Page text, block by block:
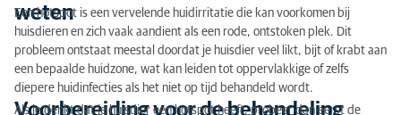
Voorbereiding voor de behandeling
Hoe werkt de behandeling?
Wanneer is behandeling nodig?
weten
Een hotspot is een vervelende huidirritatie die kan voorkomen bij
huisdieren en zich vaak aandient als een rode, ontstoken plek. Dit
probleem ontstaat meestal doordat je huisdier veel likt, bijt of krabt aan
een bepaalde huidzone, wat kan leiden tot oppervlakkige of zelfs
diepere huidinfecties als het niet op tijd behandeld wordt.
Voorbereiding voor de behandeling
Als je denkt dat je huisdier een hotspot heeft, probeer dan eerst de